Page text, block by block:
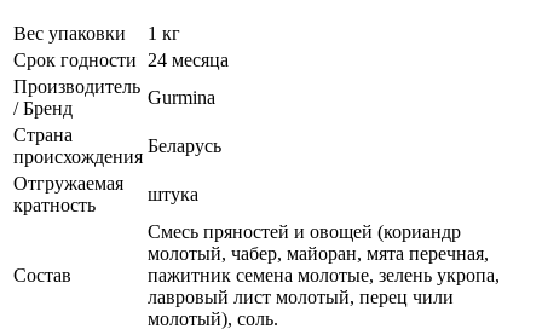
Вес упаковки
1 кг
Срок годности
24 месяца
Производитель
/ Бренд
Gurmina
Страна
происхождения
Беларусь
Отгружаемая
кратность
штука
Состав
Смесь пряностей и овощей (кориандр
молотый, чабер, майоран, мята перечная,
пажитник семена молотые, зелень укропа,
лавровый лист молотый, перец чили
молотый), соль.